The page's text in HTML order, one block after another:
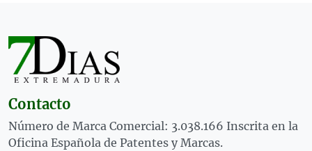
Contacto
Número de Marca Comercial: 3.038.166 Inscrita en la
Oficina Española de Patentes y Marcas.